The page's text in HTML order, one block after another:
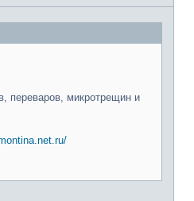
переваров, микротрещин и